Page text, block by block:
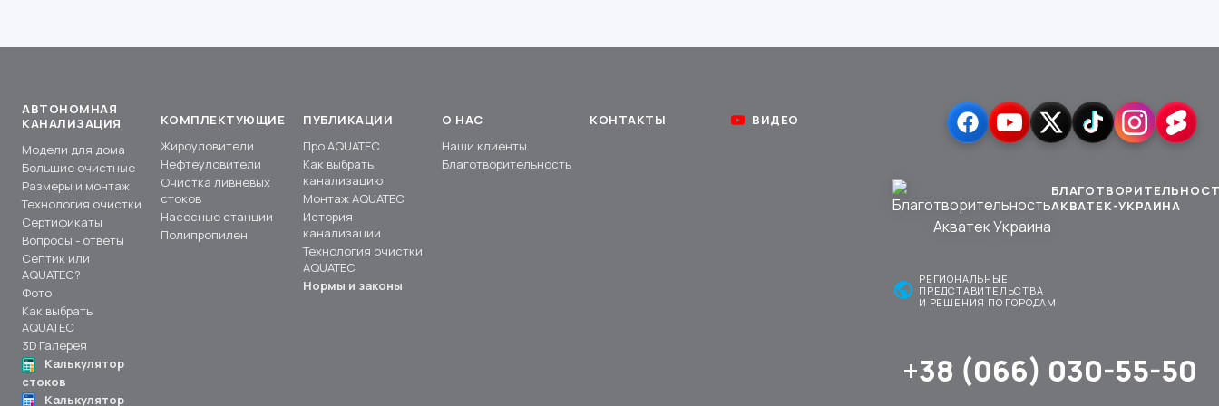
АВТОНОМНАЯ
КАНАЛИЗАЦИЯ
Модели для дома
Большие очистные
Размеры и монтаж
Технология очистки
Сертификаты
Вопросы - ответы
Септик или
AQUATEC?
Фото
Как выбрать
AQUATEC
3D Галерея
Калькулятор
стоков
Калькулятор
КОМПЛЕКТУЮЩИЕ
Жироуловители
Нефтеуловители
Очистка ливневых
стоков
Насосные станции
Полипропилен
ПУБЛИКАЦИИ
Про AQUATEC
Как выбрать
канализацию
Монтаж AQUATEC
История
канализации
Технология очистки
AQUATEC
Нормы и законы
О НАС
Наши клиенты
Благотворительность
КОНТАКТЫ ВИДЕО
АКВАТЕК-УКРАИНА
public РЕГИОНАЛЬНЫЕ
ПРЕДСТАВИТЕЛЬСТВА
И РЕШЕНИЯ ПО ГОРОДАМ
+38 (066) 030-55-50